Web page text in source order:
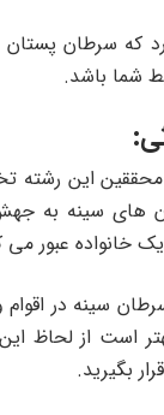
که سرطان
شما باشد.
این رشته
سرطان های سینه
خانواده عبور می
سینه در اقوام
است از لحاظ
بگیرید.